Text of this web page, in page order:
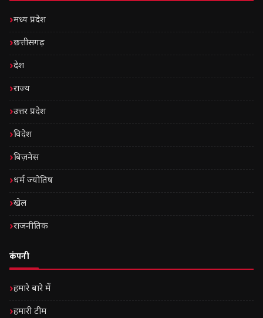
मध्य प्रदेश
छत्तीसगढ़
देश
राज्य
उत्तर प्रदेश
विदेश
बिज़नेस
धर्म ज्योतिष
खेल
राजनीतिक
कंपनी
हमारे बारे में
हमारी टीम